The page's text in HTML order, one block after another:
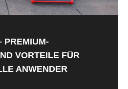
PREMIUM-
VORTEILE FÜR
ANWENDER